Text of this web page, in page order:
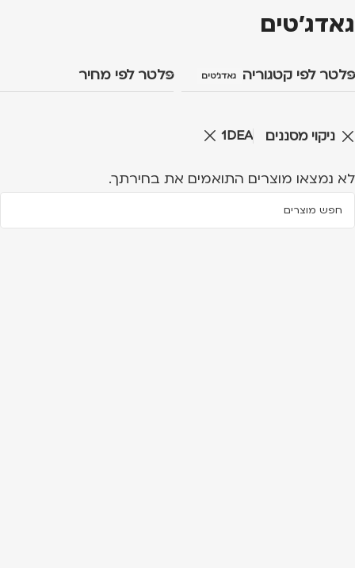
גאדג’טים
פלטר לפי קטגוריה גאדג’טים פלטר לפי מחיר
ניקוי מסננים 1DEA
לא נמצאו מוצרים התואמים את בחירתך.